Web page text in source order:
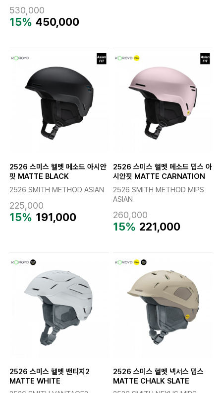
530,000
15% 450,000
2526 스미스 헬멧 메소드 아시안
핏 MATTE BLACK
2526 SMITH METHOD ASIAN
225,000
15% 191,000
2526 스미스 헬멧 메소드 밉스 아
시안핏 MATTE CARNATION
2526 SMITH METHOD MIPS
ASIAN
260,000
15% 221,000
2526 스미스 헬멧 밴티지2
MATTE WHITE
2526 스미스 헬멧 넥서스 밉스
MATTE CHALK SLATE